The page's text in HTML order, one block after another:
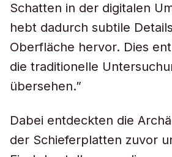
Schatten in der digitalen
hebt dadurch subtile
Oberfläche hervor. Dies
die traditionelle
übersehen.”
Dabei entdeckten die
der Schieferplatten zuvor